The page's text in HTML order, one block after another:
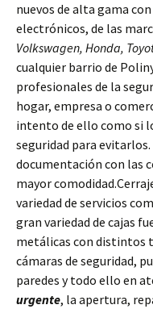
nuevos de alta gama
electrónicos, de las
Volkswagen, Honda,
cualquier barrio de
profesionales de la
hogar, empresa o
intento de ello como si
seguridad para
documentación con las
mayor
variedad de servicios
gran variedad de cajas
metálicas con distintos
cámaras de seguridad,
paredes y todo ello en
urgente, la apertura,